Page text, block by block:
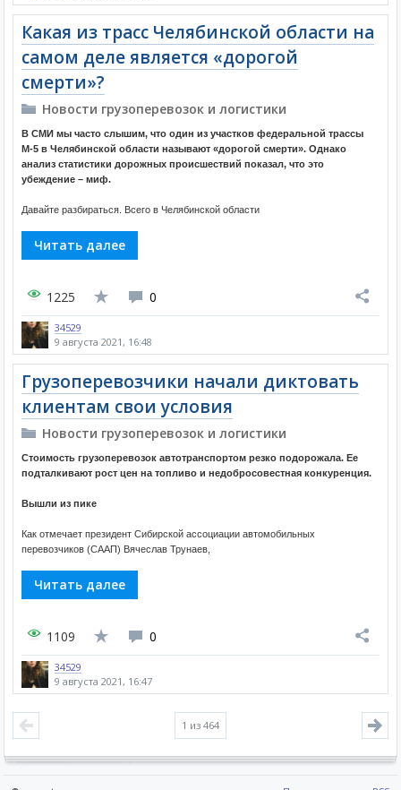
Какая из трасс Челябинской области на
самом деле является «дорогой
смерти»?
Новости грузоперевозок и логистики
В СМИ мы часто слышим, что один из участков федеральной трассы
М-5 в Челябинской области называют «дорогой смерти». Однако
анализ статистики дорожных происшествий показал, что это
убеждение – миф.
Давайте разбираться. Всего в Челябинской области
Читать далее
1225 0
34529
9 августа 2021, 16:48
Грузоперевозчики начали диктовать
клиентам свои условия
Новости грузоперевозок и логистики
Стоимость грузоперевозок автотранспортом резко подорожала. Ее
подталкивают рост цен на топливо и недобросовестная конкуренция.
Вышли из пике
Как отмечает президент Сибирской ассоциации автомобильных
перевозчиков (СААП) Вячеслав Трунаев,
Читать далее
1109 0
34529
9 августа 2021, 16:47
1 из 464